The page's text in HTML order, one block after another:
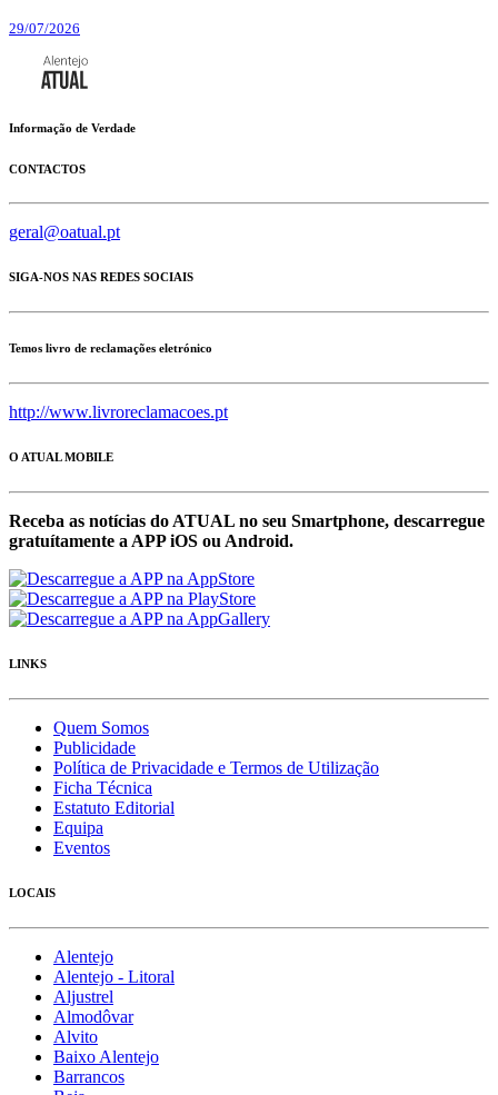
29/07/2026
Informação de Verdade
CONTACTOS
geral@oatual.pt
SIGA-NOS NAS REDES SOCIAIS
Temos livro de reclamações eletrónico
http://www.livroreclamacoes.pt
O ATUAL MOBILE
Receba as notícias do ATUAL no seu Smartphone, descarregue
gratuítamente a APP iOS ou Android.
LINKS
Quem Somos
Publicidade
Política de Privacidade e Termos de Utilização
Ficha Técnica
Estatuto Editorial
Equipa
Eventos
LOCAIS
Alentejo
Alentejo - Litoral
Aljustrel
Almodôvar
Alvito
Baixo Alentejo
Barrancos